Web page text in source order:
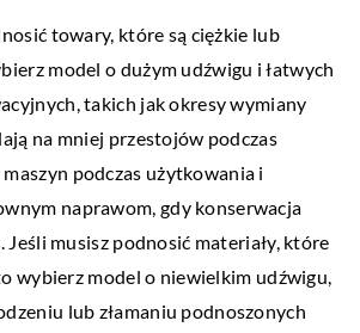
towary, które są ciężkie lub
model o dużym udźwigu i łatwych
takich jak okresy wymiany
na mniej przestojów podczas
podczas użytkowania i
naprawom, gdy konserwacja
Jeśli musisz podnosić materiały, które
wybierz model o niewielkim udźwigu,
lub złamaniu podnoszonych